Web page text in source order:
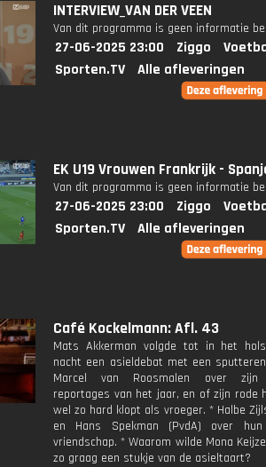
INTERVIEW_VAN DER VEEN
Van dit programma is geen informatie
27-06-2025 23:00 Ziggo
Sporten.TV
Alle afleveringen
EK U19 Vrouwen Frankrijk -
Van dit programma is geen informatie
27-06-2025 23:00 Ziggo
Sporten.TV
Alle afleveringen
Café Kockelmann: Afl. 43
Mats Akkerman volgde tot in het
nacht een asieldebat met een
Marcel van Roosmalen over zijn
reportages van het jaar, en of zijn rode
wel zo hard klopt als vroeger. * Halbe
en Hans Spekman (PvdA) over
vriendschap. * Waarom wilde Mona
zo graag een stukje van de asieltaart?